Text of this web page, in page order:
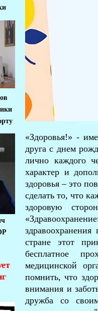
«Здоровья!» -
друга с днем
лично каждого
характер и
здоровья – это
сделать то, что
здоровую
стране этот
бесплатное
медицинской
помнить, что
внимания и
дружба со